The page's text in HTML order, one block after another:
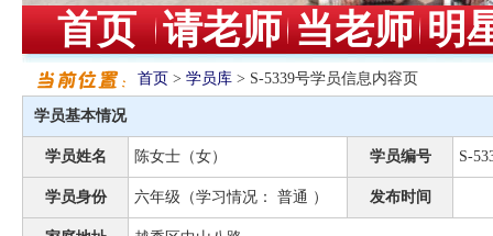
首页 请老师 当老师 明
首页 > 学员库 > S-5339号学员信息内容页
学员基本情况
学员姓名 陈女士（女） 学员编号 S-
学员身份 六年级（学习情况： 普通 ） 发布时间